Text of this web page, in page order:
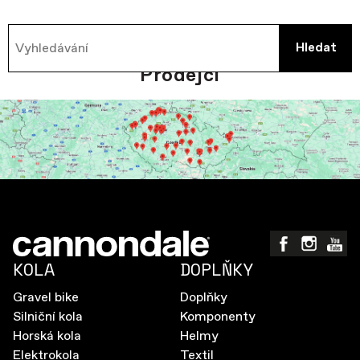
cs
Prodejci
KOLA
Gravel bike
Silniční kola
Horská kola
Elektrokola
DOPLŇKY
Doplňky
Komponenty
Helmy
Textil